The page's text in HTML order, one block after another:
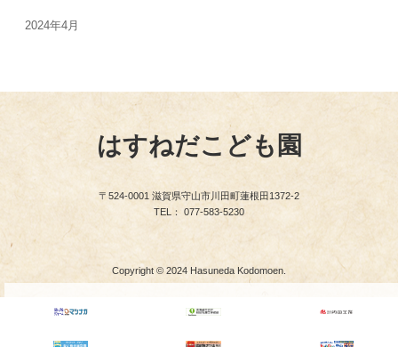
2024年4月
はすねだこども園
〒524-0001 滋賀県守山市川田町蓮根田1372-2
TEL： 077-583-5230
Copyright © 2024 Hasuneda Kodomoen.